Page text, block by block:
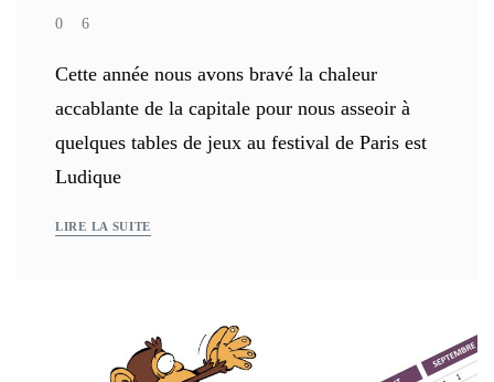
0 6
Cette année nous avons bravé la chaleur
accablante de la capitale pour nous asseoir à
quelques tables de jeux au festival de Paris est
Ludique
LIRE LA SUITE